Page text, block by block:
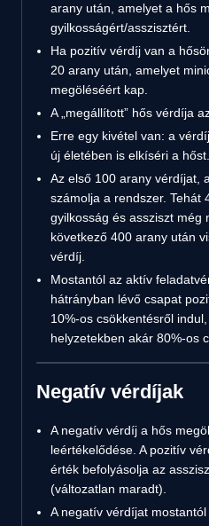
arany után, amelyet a hős
gyilkosságért/asszisztért.
Ha pozitív vérdíj van a
20 arany után, amelyet
megöléséért kap.
A „megállított” hős vérdíja
Erre egy kivétel van: a
új életében is elkíséri a hőst.
Az első 100 arany vérdíjat,
számolja a rendszer. Tehát
gyilkosság és assziszt még
következő 400 arany után
vérdíj.
Mostantól az aktív
hátrányban lévő csapat
10%-os csökkentésről
helyzetekben akár 80%-os
Negatív vérdíjak
A negatív vérdíj a hős
leértékelődése. A pozitív
érték befolyásolja az
(változatlan maradt).
A negatív vérdíjat